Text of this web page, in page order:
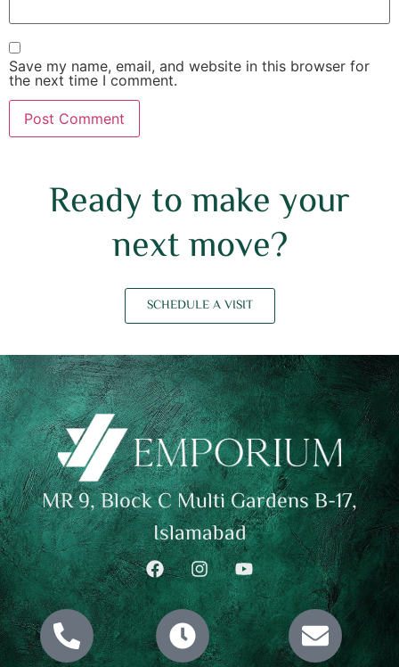
Save my name, email, and website in this browser for
the next time I comment.
Ready to make your
next move?
SCHEDULE A VISIT
MR 9, Block C Multi Gardens B-17,
Islamabad